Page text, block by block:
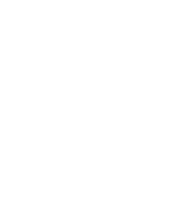
favoritos
favoritos